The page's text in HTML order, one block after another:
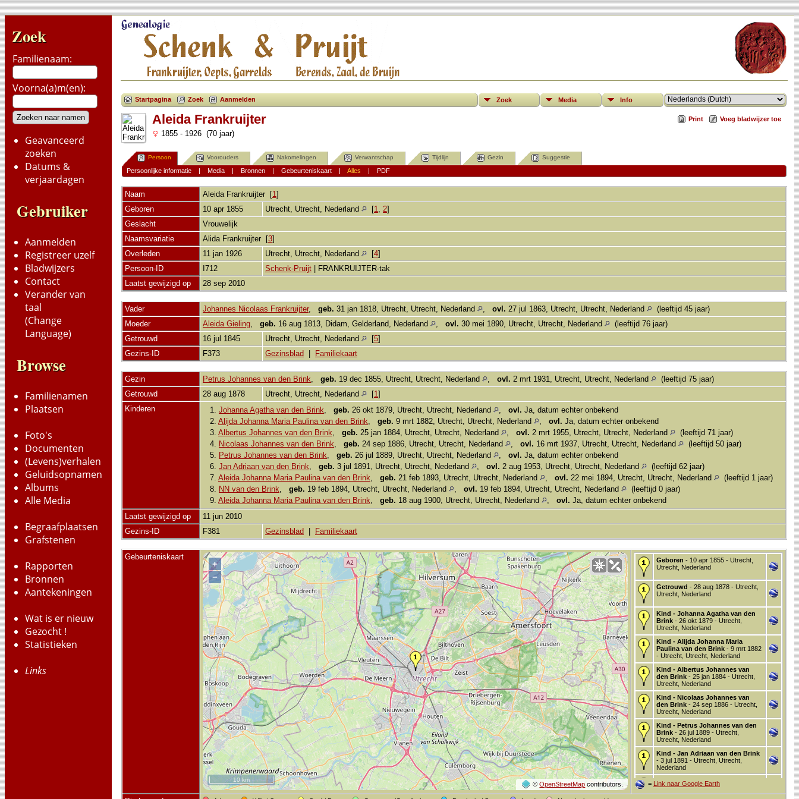
Zoek
Familienaam:
Voorna(a)m(en):
Geavanceerd
zoeken
Datums &
verjaardagen
Gebruiker
Aanmelden
Registreer uzelf
Bladwijzers
Contact
Verander van
taal
(Change
Language)
Browse
Familienamen
Plaatsen
Foto's
Documenten
(Levens)verhalen
Geluidsopnamen
Albums
Alle Media
Begraafplaatsen
Grafstenen
Rapporten
Bronnen
Aantekeningen
Wat is er nieuw
Gezocht !
Statistieken
Links
Startpagina Zoek Aanmelden Zoek Media Info
Print Voeg bladwijzer toe
Aleida Frankruijter
1855 - 1926 (70 jaar)
Persoon Voorouders Nakomelingen Verwantschap Tijdlijn Gezin Suggestie
Persoonlijke informatie| Media| Bronnen| Gebeurteniskaart| Alles PDF
Naam Aleida Frankruijter [1]
Geboren
10 apr 1855 Utrecht, Utrecht, Nederland [1 2]
Geslacht
Vrouwelijk
Naamsvariatie
Alida Frankruijter [3]
Overleden
11 jan 1926 Utrecht, Utrecht, Nederland [4]
Persoon-ID
I712 Schenk-Pruijt | FRANKRUIJTER-tak
Laatst gewijzigd op
28 sep 2010
Vader Johannes Nicolaas Frankruijter, geb. 31 jan 1818, Utrecht, Utrecht, Nederland ovl. 27 jul 1863, Utrecht, Utrecht, Nederland
(leeftijd 45 jaar)
Moeder
Aleida Gieling geb. 16 aug 1813, Didam, Gelderland, Nederland ovl. 30 mei 1890, Utrecht, Utrecht, Nederland
(leeftijd 76 jaar)
Getrouwd
16 jul 1845 Utrecht, Utrecht, Nederland [5]
Gezins-ID
F373 Gezinsblad | Familiekaart
Gezin Petrus Johannes van den Brink geb. 19 dec 1855, Utrecht, Utrecht, Nederland ovl. 2 mrt 1931, Utrecht, Utrecht, Nederland
(leeftijd 75 jaar)
Getrouwd
28 aug 1878 Utrecht, Utrecht, Nederland [1]
Kinderen
1. Johanna Agatha van den Brink geb. 26 okt 1879, Utrecht, Utrecht, Nederland ovl. Ja, datum echter onbekend
2. Alijda Johanna Maria Paulina van den Brink geb. 9 mrt 1882, Utrecht, Utrecht, Nederland ovl. Ja, datum echter onbekend
3. Albertus Johannes van den Brink geb. 25 jan 1884, Utrecht, Utrecht, Nederland ovl. 2 mrt 1955, Utrecht, Utrecht, Nederland
(leeftijd 71 jaar)
4. Nicolaas Johannes van den Brink geb. 24 sep 1886, Utrecht, Utrecht, Nederland ovl. 16 mrt 1937, Utrecht, Utrecht, Nederland
(leeftijd 50 jaar)
5. Petrus Johannes van den Brink geb. 26 jul 1889, Utrecht, Utrecht, Nederland ovl. Ja, datum echter onbekend
6. Jan Adriaan van den Brink geb. 3 jul 1891, Utrecht, Utrecht, Nederland ovl. 2 aug 1953, Utrecht, Utrecht, Nederland
(leeftijd 62 jaar)
7. Aleida Johanna Maria Paulina van den Brink geb. 21 feb 1893, Utrecht, Utrecht, Nederland ovl. 22 mei 1894, Utrecht, Utrecht, Nederland
(leeftijd 1 jaar)
8. NN van den Brink geb. 19 feb 1894, Utrecht, Utrecht, Nederland ovl. 19 feb 1894, Utrecht, Utrecht, Nederland
(leeftijd 0 jaar)
9. Aleida Johanna Maria Paulina van den Brink geb. 18 aug 1900, Utrecht, Utrecht, Nederland ovl. Ja, datum echter onbekend
Laatst gewijzigd op
11 jun 2010
Gezins-ID
F381 Gezinsblad | Familiekaart
Gebeurteniskaart
+
−
©OpenStreetMap contributors.
10 km
Geboren - 10 apr 1855 - Utrecht,
Utrecht, Nederland
Getrouwd - 28 aug 1878 - Utrecht,
Utrecht, Nederland
Kind - Johanna Agatha van den
Brink - 26 okt 1879 - Utrecht,
Utrecht, Nederland
Kind - Alijda Johanna Maria
Paulina van den Brink - 9 mrt 1882
- Utrecht, Utrecht, Nederland
Kind - Albertus Johannes van
den Brink - 25 jan 1884 - Utrecht,
Utrecht, Nederland
Kind - Nicolaas Johannes van
den Brink - 24 sep 1886 - Utrecht,
Utrecht, Nederland
Kind - Petrus Johannes van den
Brink - 26 jul 1889 - Utrecht,
Utrecht, Nederland
Kind - Jan Adriaan van den Brink
- 3 jul 1891 - Utrecht, Utrecht,
Nederland
Kind - Aleida Johanna Maria
Paulina van den Brink
1893 - Utrecht, Utrecht, Nederland
= Link naar Google Earth